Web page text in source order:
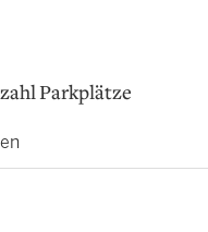
Parkplätze